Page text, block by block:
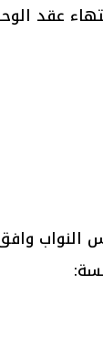
عقد
وافق